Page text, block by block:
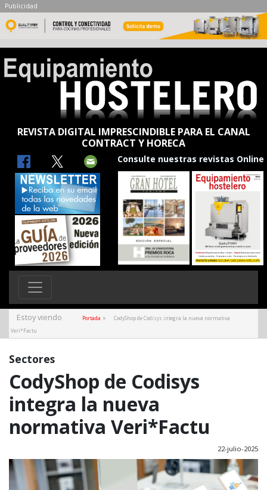
Publicidad
REVISTA DIGITAL IMPRESCINDIBLE PARA EL CANAL
CONTRACT Y HORECA
Consulte nuestras revistas Online
Estoy viendo Portada »
CodyShop de Codisys integra la nueva normativa
Veri*Factu
Sectores
CodyShop de Codisys
integra la nueva
normativa Veri*Factu
22-julio-2025